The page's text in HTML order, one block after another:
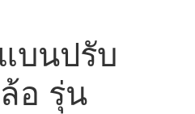
บนปรับ
อ รุ่น